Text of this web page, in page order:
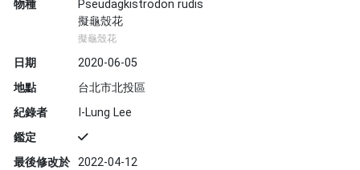
物種
Pseudagkistrodon rudis
擬龜殼花
擬龜殼花
日期
2020-06-05
地點
台北市北投區
紀錄者
I-Lung Lee
鑑定
最後修改於 2022-04-12